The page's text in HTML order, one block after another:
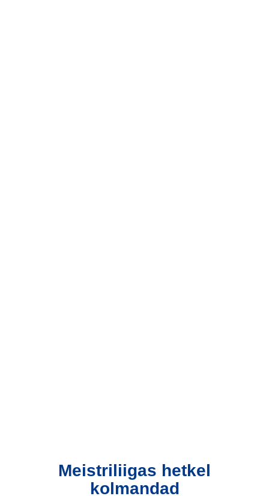
Meistriliigas hetkel
kolmandad